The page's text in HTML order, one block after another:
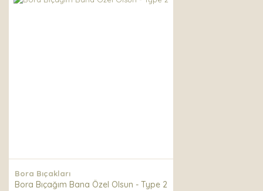
Bora Bıçakları
Bora Bıçağım Bana Özel Olsun - Type 2